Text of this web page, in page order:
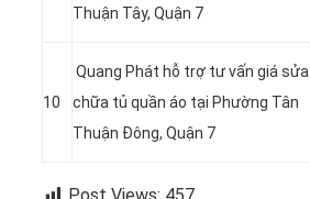
Thuận Tây, Quận 7
10
Quang Phát hỗ trợ tư vấn giá sửa
chữa tủ quần áo tại Phường Tân
Thuận Đông, Quận 7